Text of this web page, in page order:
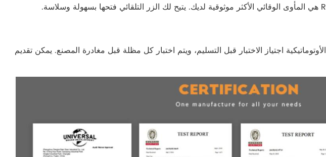
يمكن لمادة مظلة Rainbow Adult Stick الأوتوماتيكية اجتياز الاختبار قبل التسليم، ويتم اختبار كل مظلة قبل مغادرة المصنع. يمكن تقديم